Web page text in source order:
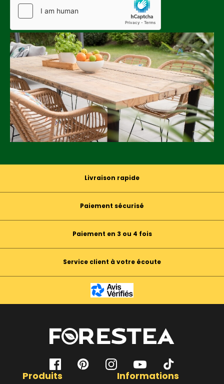
Livraison rapide
Paiement sécurisé
Paiement en 3 ou 4 fois
Service client à votre écoute
Produits Informations